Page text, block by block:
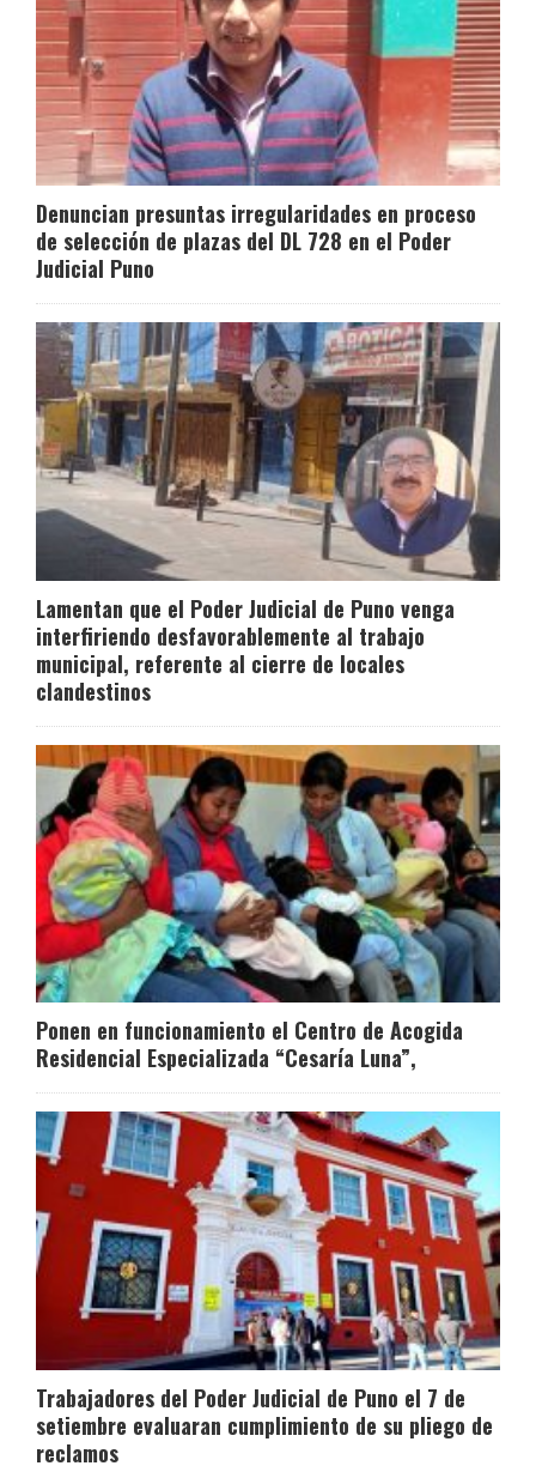
Denuncian presuntas irregularidades en proceso
de selección de plazas del DL 728 en el Poder
Judicial Puno
Lamentan que el Poder Judicial de Puno venga
interfiriendo desfavorablemente al trabajo
municipal, referente al cierre de locales
clandestinos
Ponen en funcionamiento el Centro de Acogida
Residencial Especializada “Cesaría Luna”,
Trabajadores del Poder Judicial de Puno el 7 de
setiembre evaluaran cumplimiento de su pliego de
reclamos